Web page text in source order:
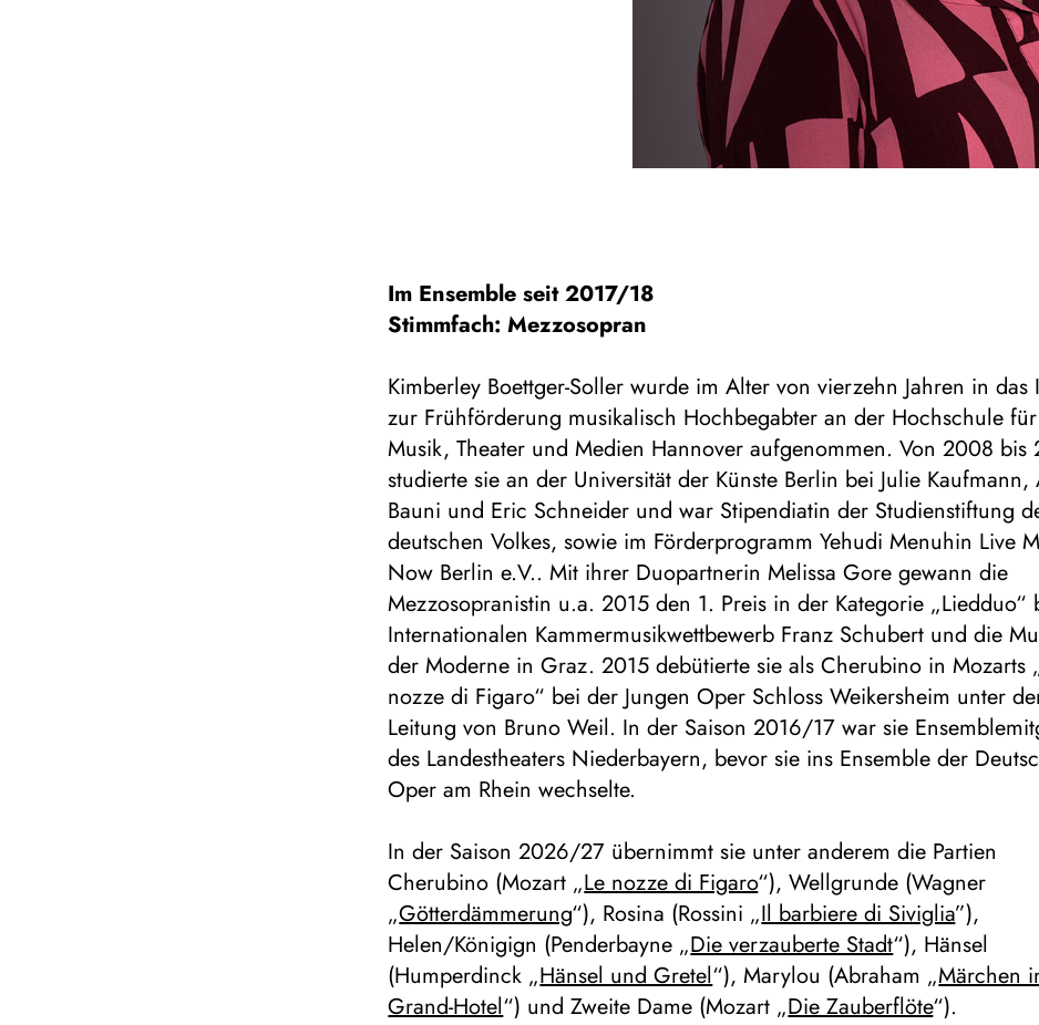
Im Ensemble seit 2017/18
Stimmfach: Mezzosopran
Kimberley Boettger-Soller wurde im Alter von vierzehn Jahren in das
zur Frühförderung musikalisch Hochbegabter an der Hochschule für
Musik, Theater und Medien Hannover aufgenommen. Von 2008 bis
studierte sie an der Universität der Künste Berlin bei Julie Kaufmann,
Bauni und Eric Schneider und war Stipendiatin der Studienstiftung
deutschen Volkes, sowie im Förderprogramm Yehudi Menuhin Live
Now Berlin e.V.. Mit ihrer Duopartnerin Melissa Gore gewann die
Mezzosopranistin u.a. 2015 den 1. Preis in der Kategorie „Liedduo“
Internationalen Kammermusikwettbewerb Franz Schubert und die
der Moderne in Graz. 2015 debütierte sie als Cherubino in Mozarts
nozze di Figaro“ bei der Jungen Oper Schloss Weikersheim unter
Leitung von Bruno Weil. In der Saison 2016/17 war sie
des Landestheaters Niederbayern, bevor sie ins Ensemble der
Oper am Rhein wechselte.
In der Saison 2026/27 übernimmt sie unter anderem die Partien
Cherubino (Mozart „Le nozze di Figaro“), Wellgrunde (Wagner
„Götterdämmerung“), Rosina (Rossini „Il barbiere di Siviglia”),
Helen/Königign (Penderbayne „Die verzauberte Stadt“), Hänsel
(Humperdinck „Hänsel und Gretel“), Marylou (Abraham „Märchen
Grand-Hotel“) und Zweite Dame (Mozart „Die Zauberflöte“).